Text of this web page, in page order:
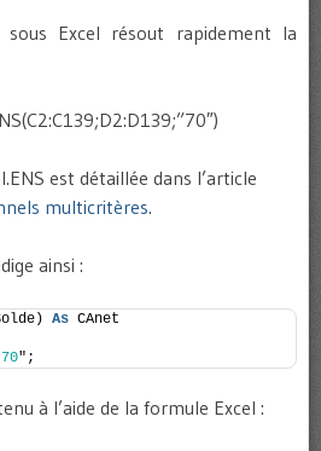
sous Excel résout rapidement la
est détaillée dans l’article
multicritères.
ainsi :
As CAnet
70";
à l’aide de la formule Excel :